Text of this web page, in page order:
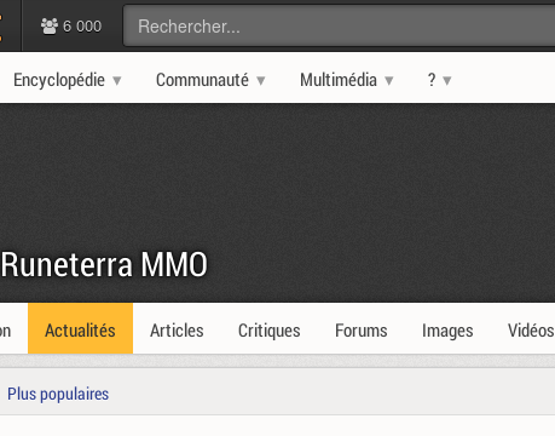
6 000
Encyclopédie Communauté Multimédia ?
Runeterra MMO
Actualités Articles Critiques Forums Images Vidéos
Plus populaires